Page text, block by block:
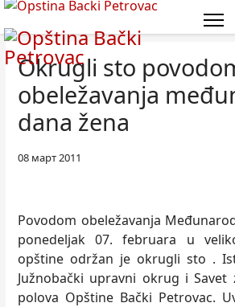
Okrugli sto
obeležavanja
dana žena
08 март 2011
Povodom obeležavanja
ponedeljak 07. februara u
opštine održan je okrugli sto .
Južnobački upravni okrug i Savet
polova Opštine Bački Petrovac.